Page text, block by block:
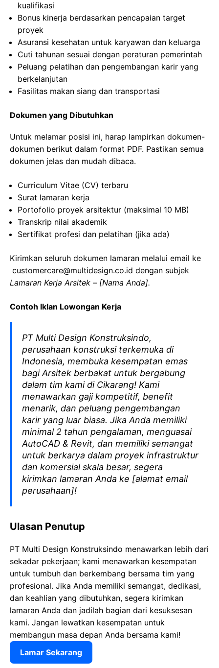
kualifikasi
Bonus kinerja berdasarkan pencapaian target
proyek
Asuransi kesehatan untuk karyawan dan keluarga
Cuti tahunan sesuai dengan peraturan pemerintah
Peluang pelatihan dan pengembangan karir yang
berkelanjutan
Fasilitas makan siang dan transportasi
Dokumen yang Dibutuhkan
Untuk melamar posisi ini, harap lampirkan dokumen-
dokumen berikut dalam format PDF. Pastikan semua
dokumen jelas dan mudah dibaca.
Curriculum Vitae (CV) terbaru
Surat lamaran kerja
Portofolio proyek arsitektur (maksimal 10 MB)
Transkrip nilai akademik
Sertifikat profesi dan pelatihan (jika ada)
Kirimkan seluruh dokumen lamaran melalui email ke
customercare@multidesign.co.id dengan subjek
Lamaran Kerja Arsitek – [Nama Anda].
Contoh Iklan Lowongan Kerja
PT Multi Design Konstruksindo,
perusahaan konstruksi terkemuka di
Indonesia, membuka kesempatan emas
bagi Arsitek berbakat untuk bergabung
dalam tim kami di Cikarang! Kami
menawarkan gaji kompetitif, benefit
menarik, dan peluang pengembangan
karir yang luar biasa. Jika Anda memiliki
minimal 2 tahun pengalaman, menguasai
AutoCAD & Revit, dan memiliki semangat
untuk berkarya dalam proyek infrastruktur
dan komersial skala besar, segera
kirimkan lamaran Anda ke [alamat email
perusahaan]!
Ulasan Penutup
PT Multi Design Konstruksindo menawarkan lebih dari
sekadar pekerjaan; kami menawarkan kesempatan
untuk tumbuh dan berkembang bersama tim yang
profesional. Jika Anda memiliki semangat, dedikasi,
dan keahlian yang dibutuhkan, segera kirimkan
lamaran Anda dan jadilah bagian dari kesuksesan
kami. Jangan lewatkan kesempatan untuk
membangun masa depan Anda bersama kami!
Lamar Sekarang